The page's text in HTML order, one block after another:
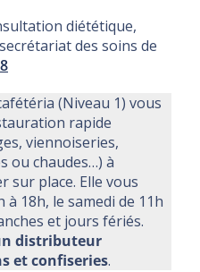
diététique,
des soins de
(Niveau 1) vous
rapide
viennoiseries,
ou chaudes…) à
sur place. Elle vous
à 18h, le samedi de 11h
et jours fériés.
distributeur
et confiseries.